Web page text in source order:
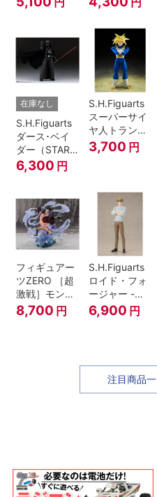
A.N.I.M.E.
マジシャン・
在庫なし
S.H.Figuarts
ダース･ベイ
ダー（STAR
WARS: Return
of the Jedi）
6,300 円
S.H.Figuarts
スーパーサイ
ヤ人トランク
ス-その身に秘
めしスーパー
Z』
3,700 円
フィギュアー
ツZERO ［超
激戦］モンキ
ー・D・ルフ
ィ -ギア4 三
8,700 円
S.H.Figuarts
ロイド・フォ
ージャー -フ
ォージャー家
のちち-
『
6,900 円
注目商品